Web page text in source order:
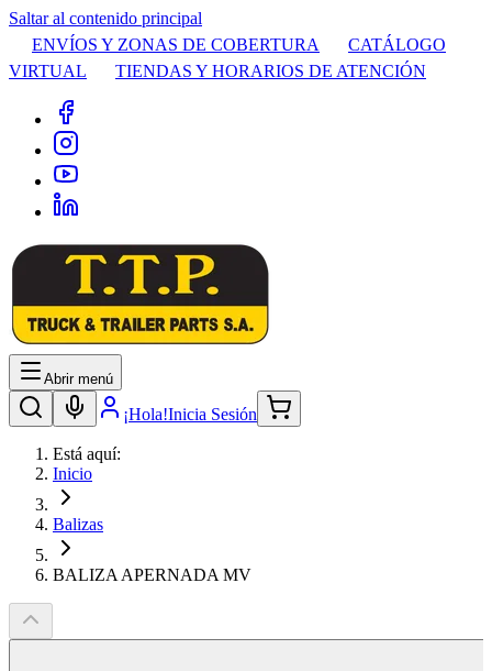
Saltar al contenido principal
ENVÍOS Y ZONAS DE COBERTURA
CATÁLOGO
VIRTUAL
TIENDAS Y HORARIOS DE ATENCIÓN
Abrir menú
¡Hola!Inicia Sesión
Está aquí:
Inicio
Balizas
BALIZA APERNADA MV